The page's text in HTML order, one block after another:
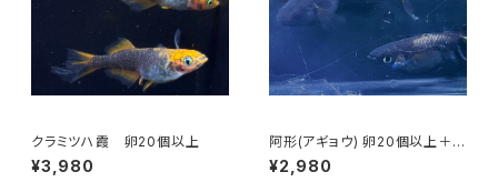
クラミツハ霞 卵20個以上
¥3,980
阿形(アギョウ) 卵20個以上＋α
【極上種親使用】
¥2,980